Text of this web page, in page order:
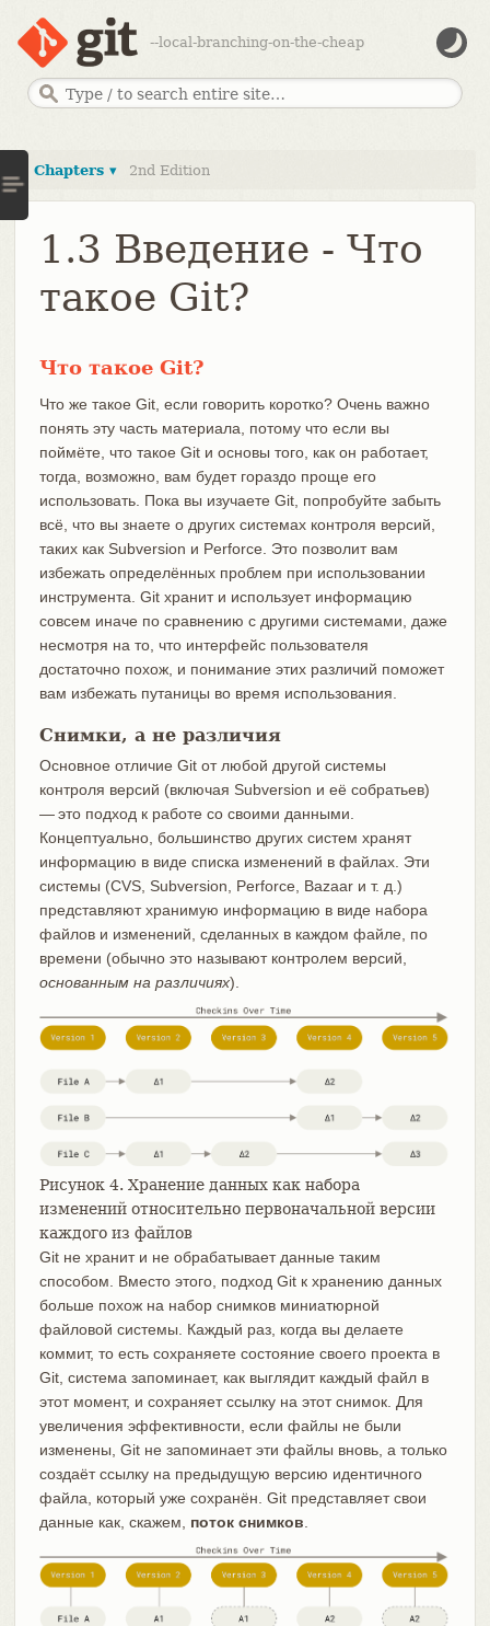
--local-branching-on-the-cheap
Chapters ▾ 2nd Edition
1.3 Введение - Что
такое Git?
Что такое Git?
Что же такое Git, если говорить коротко? Очень важно
понять эту часть материала, потому что если вы
поймёте, что такое Git и основы того, как он работает,
тогда, возможно, вам будет гораздо проще его
использовать. Пока вы изучаете Git, попробуйте забыть
всё, что вы знаете о других системах контроля версий,
таких как Subversion и Perforce. Это позволит вам
избежать определённых проблем при использовании
инструмента. Git хранит и использует информацию
совсем иначе по сравнению с другими системами, даже
несмотря на то, что интерфейс пользователя
достаточно похож, и понимание этих различий поможет
вам избежать путаницы во время использования.
Снимки, а не различия
Основное отличие Git от любой другой системы
контроля версий (включая Subversion и её собратьев)
— это подход к работе со своими данными.
Концептуально, большинство других систем хранят
информацию в виде списка изменений в файлах. Эти
системы (CVS, Subversion, Perforce, Bazaar и т. д.)
представляют хранимую информацию в виде набора
файлов и изменений, сделанных в каждом файле, по
времени (обычно это называют контролем версий,
основанным на различиях).
Рисунок 4. Хранение данных как набора
изменений относительно первоначальной версии
каждого из файлов
Git не хранит и не обрабатывает данные таким
способом. Вместо этого, подход Git к хранению данных
больше похож на набор снимков миниатюрной
файловой системы. Каждый раз, когда вы делаете
коммит, то есть сохраняете состояние своего проекта в
Git, система запоминает, как выглядит каждый файл в
этот момент, и сохраняет ссылку на этот снимок. Для
увеличения эффективности, если файлы не были
изменены, Git не запоминает эти файлы вновь, а только
создаёт ссылку на предыдущую версию идентичного
файла, который уже сохранён. Git представляет свои
данные как, скажем, поток снимков